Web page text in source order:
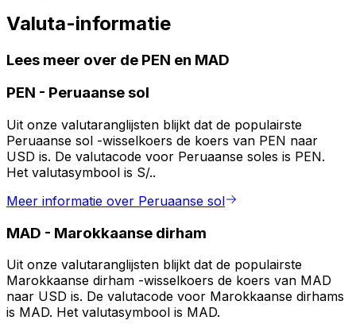
Valuta-informatie
Lees meer over de PEN en MAD
PEN - Peruaanse sol
Uit onze valutaranglijsten blijkt dat de populairste
Peruaanse sol -wisselkoers de koers van PEN naar
USD is. De valutacode voor Peruaanse soles is PEN.
Het valutasymbool is S/..
Meer informatie over Peruaanse sol
MAD - Marokkaanse dirham
Uit onze valutaranglijsten blijkt dat de populairste
Marokkaanse dirham -wisselkoers de koers van MAD
naar USD is. De valutacode voor Marokkaanse dirhams
is MAD. Het valutasymbool is MAD.